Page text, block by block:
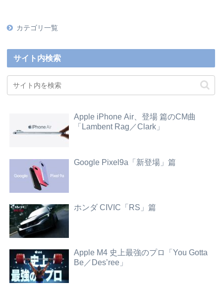
カテゴリ一覧
サイト内検索
Apple iPhone Air、登場 篇のCM曲
「Lambent Rag／Clark」
Google Pixel9a「新登場」篇
ホンダ CIVIC「RS」篇
Apple M4 史上最強のプロ「You Gotta
Be／Des’ree」